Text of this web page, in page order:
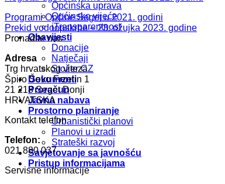
Općinska uprava
Općinsko vijeće
iTransparentnost
Obavijesti
Donacije
Natječaji
Stožer CZ
Dokumenti
Proračun
Javna nabava
Prostorno planiranje
Urbanistički planovi
Planovi u izradi
Strateški razvoj
Savjetovanje sa javnošću
Pristup informacijama
Programi Općine Seget u 2021. godini
Prekid vodoopskrbe – 23. ožujka 2023. godine
Pronađite nas
Adresa
Trg hrvatskog viteza
Špiro Ševo Frzelin 1
21 218 Seget Donji
HRVATSKA
Kontakt telefon
Telefon:
021 880 037
Servisne informacije